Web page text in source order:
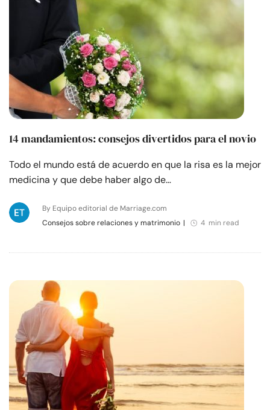
14 mandamientos: consejos divertidos para el novio
Todo el mundo está de acuerdo en que la risa es la mejor
medicina y que debe haber algo de…
By Equipo editorial de Marriage.com
Consejos sobre relaciones y matrimonio | 4 min read